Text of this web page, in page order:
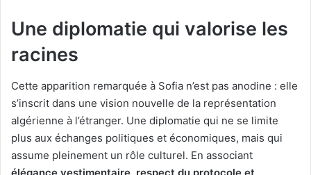
Une diplomatie qui valorise les
racines
Cette apparition remarquée à Sofia n’est pas anodine : elle
s’inscrit dans une vision nouvelle de la représentation
algérienne à l’étranger. Une diplomatie qui ne se limite
plus aux échanges politiques et économiques, mais qui
assume pleinement un rôle culturel. En associant
élégance vestimentaire, respect du protocole et